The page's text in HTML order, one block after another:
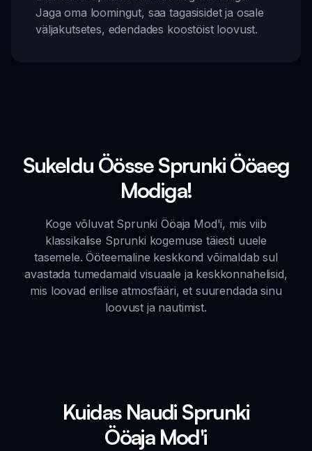
Jaga oma loomingut, saa tagasisidet ja osale
väljakutsetes, edendades koostöist loovust.
Sukeldu Öösse Sprunki Ööaeg
Modiga!
Koge võluvat Sprunki Ööaja Mod'i, mis viib
klassikalise Sprunki kogemuse täiesti uuele
tasemele. Ööteemaline keskkond võimaldab sul
avastada tumedamaid visuaale ja keskkonnahelisid,
mis loovad erilise atmosfääri, et suurendada sinu
loovust ja nautimist.
Kuidas Naudi Sprunki
Ööaja Mod'i